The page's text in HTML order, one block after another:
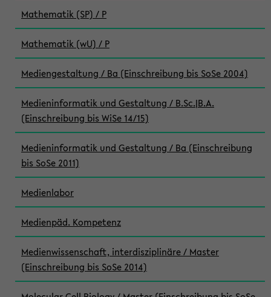
Mathematik (SP) / P
Mathematik (wU) / P
Mediengestaltung / Ba (Einschreibung bis SoSe 2004)
Medieninformatik und Gestaltung / B.Sc.|B.A.
(Einschreibung bis WiSe 14/15)
Medieninformatik und Gestaltung / Ba (Einschreibung
bis SoSe 2011)
Medienlabor
Medienpäd. Kompetenz
Medienwissenschaft, interdisziplinäre / Master
(Einschreibung bis SoSe 2014)